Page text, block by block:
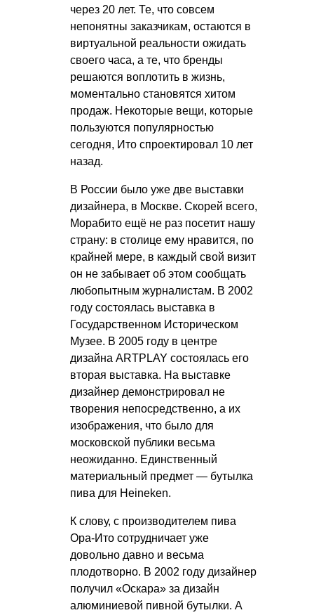
через 20 лет. Те, что совсем
непонятны заказчикам, остаются в
виртуальной реальности ожидать
своего часа, а те, что бренды
решаются воплотить в жизнь,
моментально становятся хитом
продаж. Некоторые вещи, которые
пользуются популярностью
сегодня, Ито спроектировал 10 лет
назад.
В России было уже две выставки
дизайнера, в Москве. Скорей всего,
Морабито ещё не раз посетит нашу
страну: в столице ему нравится, по
крайней мере, в каждый свой визит
он не забывает об этом сообщать
любопытным журналистам. В 2002
году состоялась выставка в
Государственном Историческом
Музее. В 2005 году в центре
дизайна ARTPLAY состоялась его
вторая выставка. На выставке
дизайнер демонстрировал не
творения непосредственно, а их
изображения, что было для
московской публики весьма
неожиданно. Единственный
материальный предмет — бутылка
пива для Heineken.
К слову, с производителем пива
Ора-Ито сотрудничает уже
довольно давно и весьма
плодотворно. В 2002 году дизайнер
получил «Оскара» за дизайн
алюминиевой пивной бутылки. А